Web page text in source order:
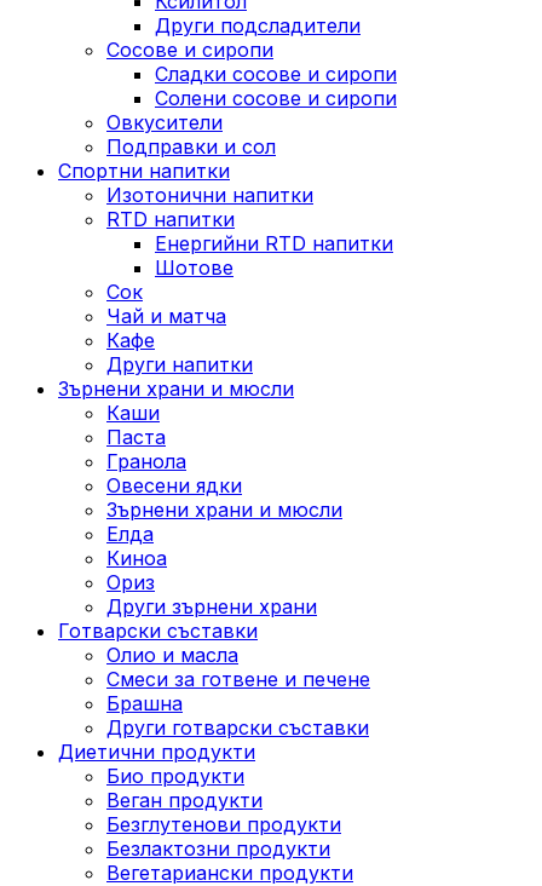
Други подсладители
Сосове и сиропи
Сладки сосове и сиропи
Солени сосове и сиропи
Овкусители
Подправки и сол
Спортни напитки
Изотонични напитки
RTD напитки
Енергийни RTD напитки
Шотове
Сок
Чай и матча
Кафе
Други напитки
Зърнени храни и мюсли
Каши
Паста
Гранола
Овесени ядки
Зърнени храни и мюсли
Елда
Киноа
Ориз
Други зърнени храни
Готварски съставки
Олио и масла
Смеси за готвене и печене
Брашна
Други готварски съставки
Диетични продукти
Био продукти
Веган продукти
Безглутенови продукти
Безлактозни продукти
Вегетариански продукти